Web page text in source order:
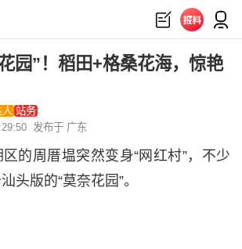
园”！稻田+格桑花海，惊艳
站务
发布于 广东
的周厝塭突然变身“网红村”，不少
头版的“莫奈花园”。